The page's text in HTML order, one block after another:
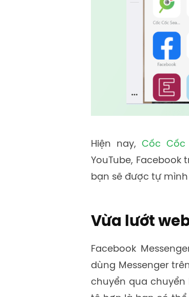
Hiện nay,Cốc Cốc
YouTube,
bạn sẽ được tự
Vừa lướt
Facebook
dùng Messenger
chuyển qua